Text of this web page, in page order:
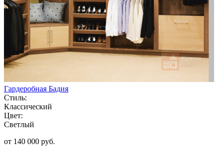
Гардеробная Бадия
Стиль:
Классический
Цвет:
Светлый
от 140 000 руб.